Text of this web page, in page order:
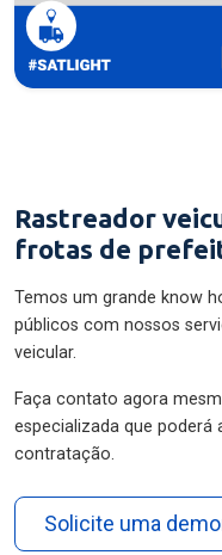
Rastreador
frotas de
Temos um grande know
públicos com nossos
veicular.
Faça contato agora
especializada que poderá
contratação.
Solicite uma